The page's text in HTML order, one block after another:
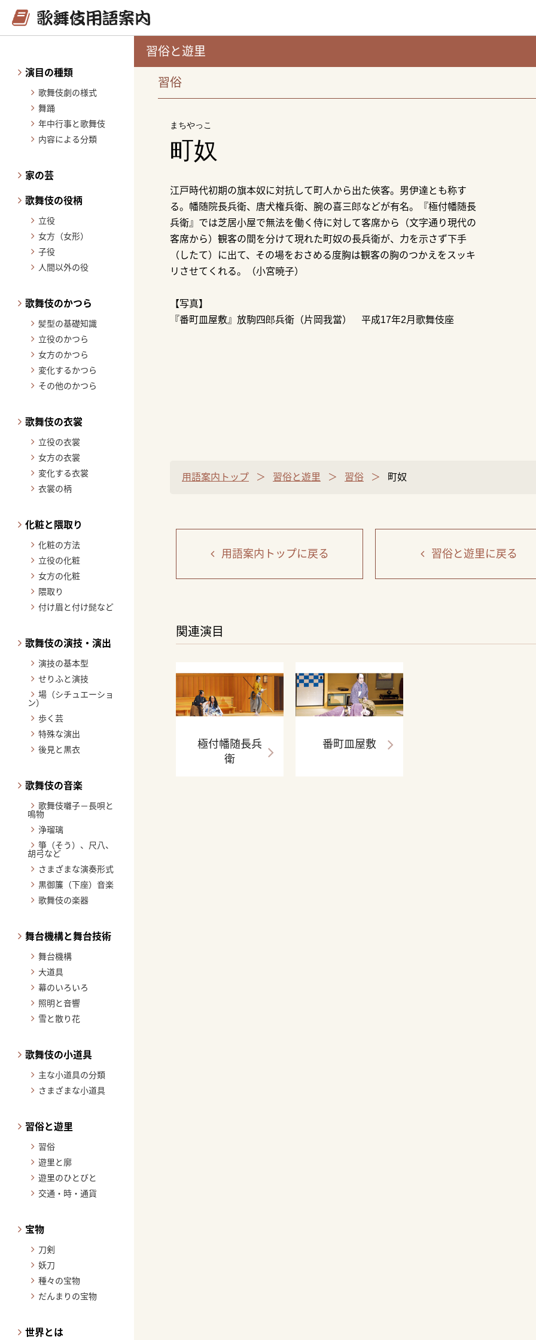
演目の種類
歌舞伎劇の様式
舞踊
年中行事と歌舞伎
内容による分類
家の芸
歌舞伎の役柄
立役
女方（女形）
子役
人間以外の役
歌舞伎のかつら
髪型の基礎知識
立役のかつら
女方のかつら
変化するかつら
その他のかつら
歌舞伎の衣裳
立役の衣裳
女方の衣裳
変化する衣裳
衣裳の柄
化粧と隈取り
化粧の方法
立役の化粧
女方の化粧
隈取り
付け眉と付け髭など
歌舞伎の演技・演出
演技の基本型
せりふと演技
場（シチュエーショ
ン）
歩く芸
特殊な演出
後見と黒衣
歌舞伎の音楽
歌舞伎囃子－長唄と
鳴物
浄瑠璃
箏（そう）、尺八、
胡弓など
さまざまな演奏形式
黒御簾（下座）音楽
歌舞伎の楽器
舞台機構と舞台技術
舞台機構
大道具
幕のいろいろ
照明と音響
雪と散り花
歌舞伎の小道具
主な小道具の分類
さまざまな小道具
習俗と遊里
習俗
遊里と廓
遊里のひとびと
交通・時・通貨
宝物
刀剣
妖刀
種々の宝物
だんまりの宝物
世界とは
習俗と遊里
習俗
まちやっこ
町奴
江戸時代初期の旗本奴に対抗して町人から出た俠客。男伊達とも称す
る。幡随院長兵衛、唐犬権兵衛、腕の喜三郎などが有名。『極付幡随長
兵衛』では芝居小屋で無法を働く侍に対して客席から（文字通り現代の
客席から）観客の間を分けて現れた町奴の長兵衛が、力を示さず下手
（したて）に出て、その場をおさめる度胸は観客の胸のつかえをスッキ
リさせてくれる。（小宮暁子）
【写真】
『番町皿屋敷』放駒四郎兵衛（片岡我當） 平成17年2月歌舞伎座
用語案内トップ 習俗と遊里 習俗 町奴
用語案内トップに戻る 習俗と遊里 に戻る
関連演目
極付幡随長兵
衛
番町皿屋敷